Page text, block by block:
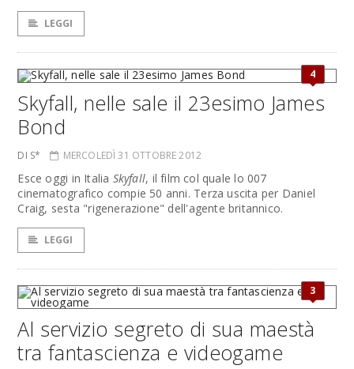
LEGGI
4
Skyfall, nelle sale il 23esimo James
Bond
DI S* MERCOLEDÌ 31 OTTOBRE 2012
Esce oggi in Italia Skyfall, il film col quale lo 007
cinematografico compie 50 anni. Terza uscita per Daniel
Craig, sesta "rigenerazione" dell'agente britannico.
LEGGI
3
Al servizio segreto di sua maestà
tra fantascienza e videogame